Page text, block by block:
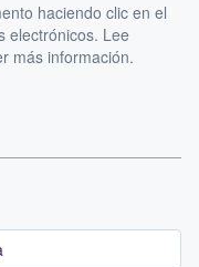
haciendo clic en el
electrónicos. Lee
más información.